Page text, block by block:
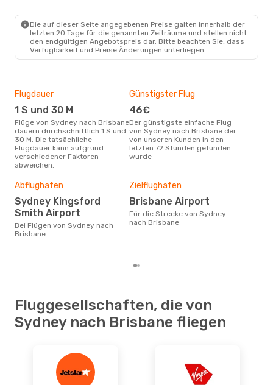
Die auf dieser Seite angegebenen Preise galten innerhalb der
letzten 20 Tage für die genannten Zeiträume und stellen nicht
den endgültigen Angebotspreis dar. Bitte beachten Sie, dass
Verfügbarkeit und Preise Änderungen unterliegen.
Flugdauer
1 S und 30 M
Flüge von Sydney nach Brisbane
dauern durchschnittlich 1 S und
30 M. Die tatsächliche
Flugdauer kann aufgrund
verschiedener Faktoren
abweichen.
Günstigster Flug
46€
Der günstigste einfache Flug
von Sydney nach Brisbane der
von unseren Kunden in den
letzten 72 Stunden gefunden
wurde
Abflughafen
Sydney Kingsford
Smith Airport
Bei Flügen von Sydney nach
Brisbane
Zielflughafen
Brisbane Airport
Für die Strecke von Sydney
nach Brisbane
Fluggesellschaften, die von
Sydney nach Brisbane fliegen